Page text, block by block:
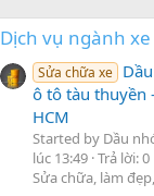
Dịch vụ ngành xe
Sửa chữa xe
ô tô tàu thuyền
HCM
Started by Dầu
lúc 13:49 Trả lời: 0
Sửa chữa, làm